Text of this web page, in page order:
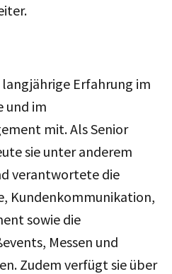
Erfahrung im
und im
mit. Als Senior
sie unter anderem
verantwortete die
Kundenkommunikation,
sowie die
Messen und
Zudem verfügt sie über